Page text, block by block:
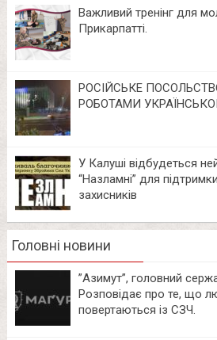
Важливий тренінг для
Прикарпатті.
РОСІЙСЬКЕ
РОБОТАМИ
У Калуші відбудеться
“Назламні” для
захисників
Головні новини
⁨”Азимут”, головний
Розповідає про те, що
повертаються із СЗЧ.